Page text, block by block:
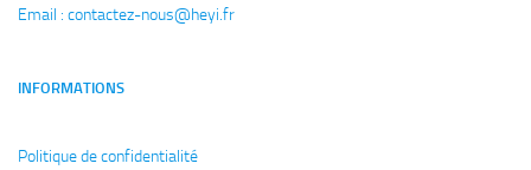
Email : contactez-nous@heyi.fr
INFORMATIONS
Politique de confidentialité